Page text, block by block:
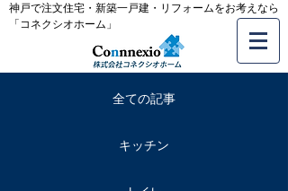
神戸で注文住宅・新築一戸建・リフォームをお考えなら
「コネクシオホーム」
全ての記事
キッチン